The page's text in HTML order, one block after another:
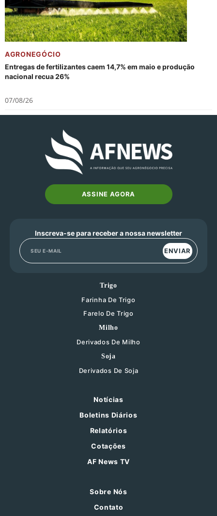
AGRONEGÓCIO
Entregas de fertilizantes caem 14,7% em maio e produção
nacional recua 26%
07/08/26
ASSINE AGORA
Inscreva-se para receber a nossa newsletter
ENVIAR
Trigo
Farinha De Trigo
Farelo De Trigo
Milho
Derivados De Milho
Soja
Derivados De Soja
Notícias
Boletins Diários
Relatórios
Cotações
AF News TV
Sobre Nós
Contato